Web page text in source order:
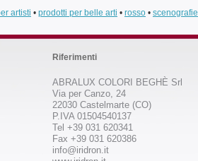
artisti • prodotti per belle arti • rosso • scenografie
Riferimenti
ABRALUX COLORI BEGHÈ Srl
Via per Canzo, 24
22030 Castelmarte (CO)
P.IVA 01504540137
Tel +39 031 620341
Fax +39 031 620386
info@iridron.it